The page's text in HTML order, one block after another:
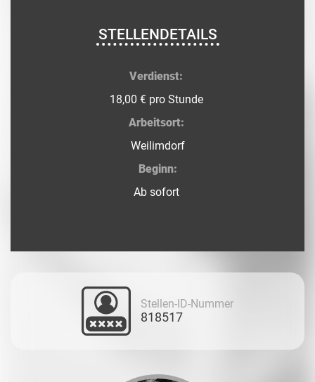
STELLENDETAILS
Verdienst:
18,00 € pro Stunde
Arbeitsort:
Weilimdorf
Beginn:
Ab sofort
Stellen-ID-Nummer
818517